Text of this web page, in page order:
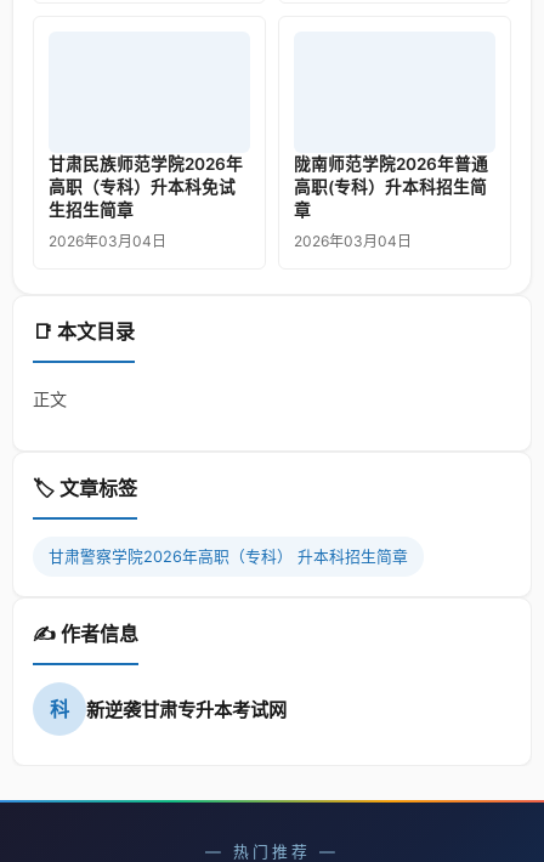
📑 本文目录
正文
🏷️ 文章标签
甘肃警察学院2026年高职（专科） 升本科招生简章
✍️ 作者信息
科 新逆袭甘肃专升本考试网
甘肃民族师范学院2026年
高职（专科）升本科免试
生招生简章
2026年03月04日
陇南师范学院2026年普通
高职(专科）升本科招生简
章
2026年03月04日
— 热门推荐 —